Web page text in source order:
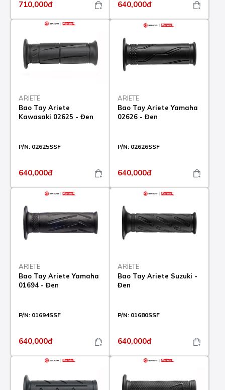
710,000đ 640,000đ
ARIETE
Bao Tay Ariete
Kawasaki 02625 - Đen
P/N: 02625SSF
640,000đ
ARIETE
Bao Tay Ariete Yamaha
02626 - Đen
P/N: 02626SSF
640,000đ
ARIETE
Bao Tay Ariete Yamaha
01694 - Đen
P/N: 01694SSF
640,000đ
ARIETE
Bao Tay Ariete Suzuki -
Đen
P/N: 01680SSF
640,000đ